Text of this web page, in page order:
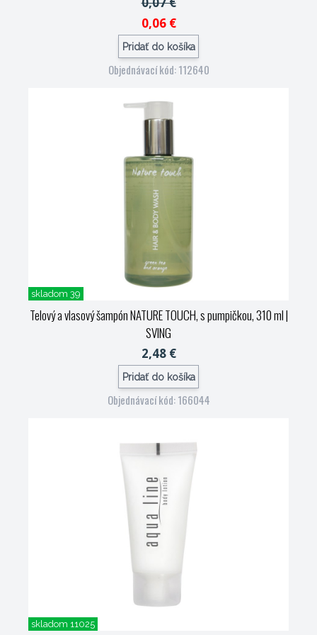
0,06 €
Pridať do košíka
Objednávací kód: 112640
skladom 39
Telový a vlasový šampón NATURE TOUCH, s pumpičkou, 310 ml|
SVING
2,48 €
Pridať do košíka
Objednávací kód: 166044
skladom 11025